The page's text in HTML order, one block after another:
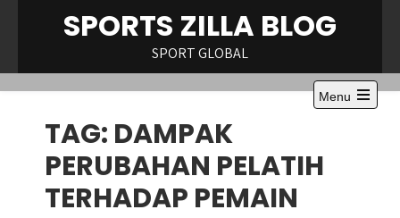
SPORTS ZILLA BLOG
SPORT GLOBAL
Menu
Open
TAG: DAMPAK
PERUBAHAN PELATIH
TERHADAP PEMAIN